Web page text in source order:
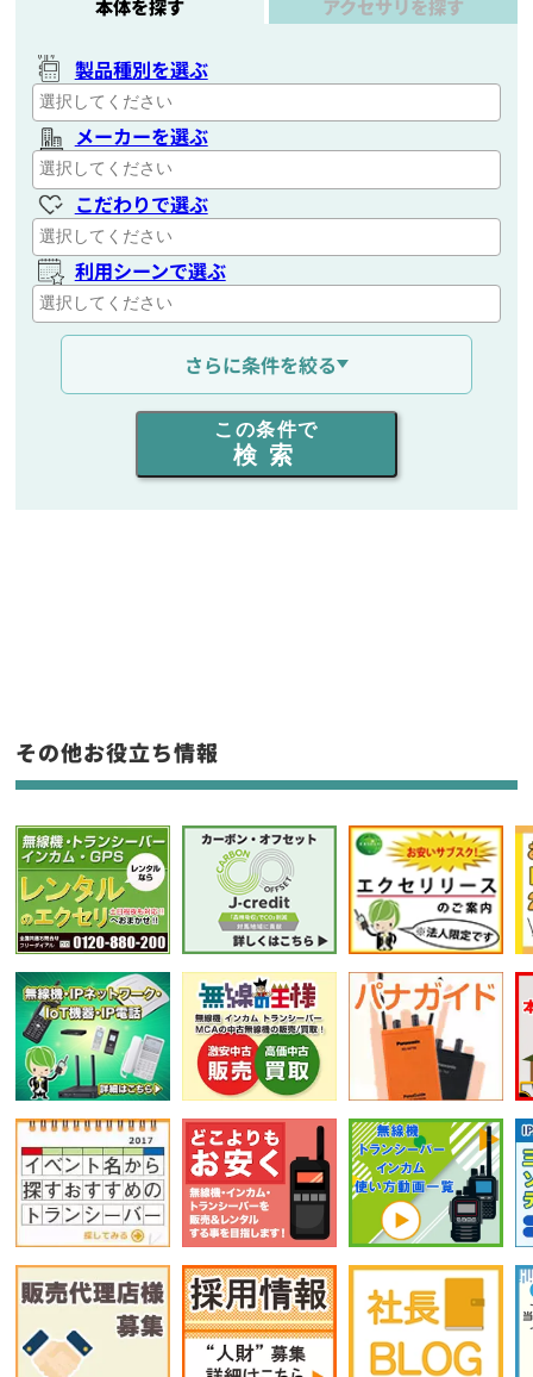
本体を探す アクセサリを探す
製品種別を選ぶ
メーカーを選ぶ
こだわりで選ぶ
利用シーンで選ぶ
通信距離を選ぶ
出力を選ぶ
同時通話人数を選ぶ
フリーワード入力(製品名等)
選択条件をリセット
さらに条件を絞る
この条件で
検索
その他お役立ち情報